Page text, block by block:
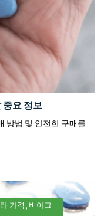
요 정보
방법 및 안전한 구매를
가격
비아그